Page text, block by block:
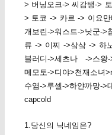
> 버닝오크-> 씨감탱->
> 토코 -> 카르 -> 이요
개보린->워스트->낫군-
류 -> 이찌 ->샄샄 -> 하
블러디->세츠나 ->스왕-
메모토->디야>천재소
수염->루셀->하얀까망
capcold
1.당신의 닉네임은?